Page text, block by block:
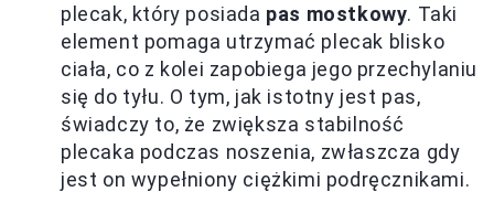
plecak, który posiada pas mostkowy. Taki
element pomaga utrzymać plecak blisko
ciała, co z kolei zapobiega jego przechylaniu
się do tyłu. O tym, jak istotny jest pas,
świadczy to, że zwiększa stabilność
plecaka podczas noszenia, zwłaszcza gdy
jest on wypełniony ciężkimi podręcznikami.